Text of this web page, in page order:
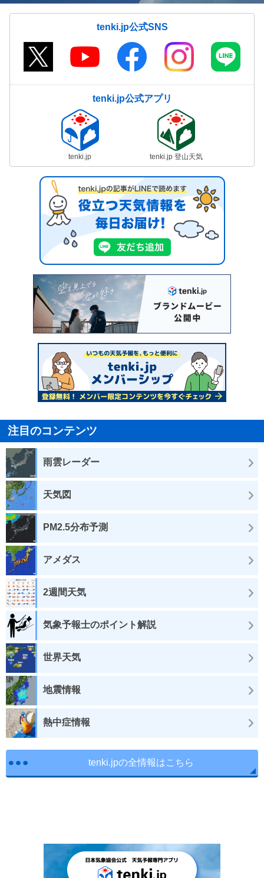
tenki.jp公式SNS
tenki.jp公式アプリ
tenki.jp tenki.jp 登山天気
注目のコンテンツ
雨雲レーダー
天気図
PM2.5分布予測
アメダス
2週間天気
気象予報士のポイント解説
世界天気
地震情報
熱中症情報
tenki.jpの全情報はこちら